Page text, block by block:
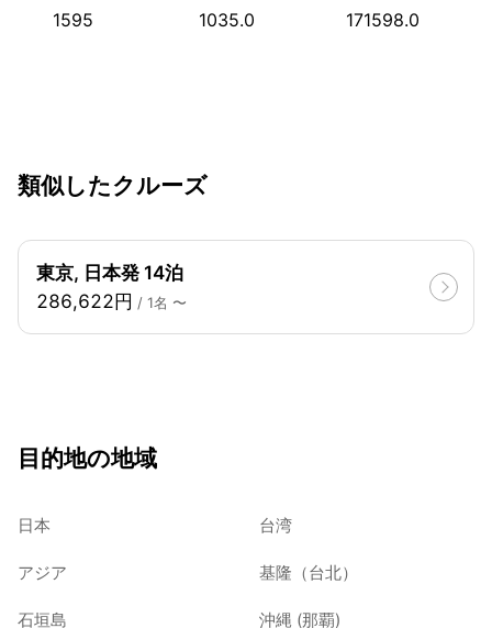
1595 1035.0 171598.0
類似したクルーズ
東京, 日本発 14泊
286,622円 / 1名 〜
目的地の地域
日本 台湾
アジア 基隆（台北）
石垣島 沖縄 (那覇)